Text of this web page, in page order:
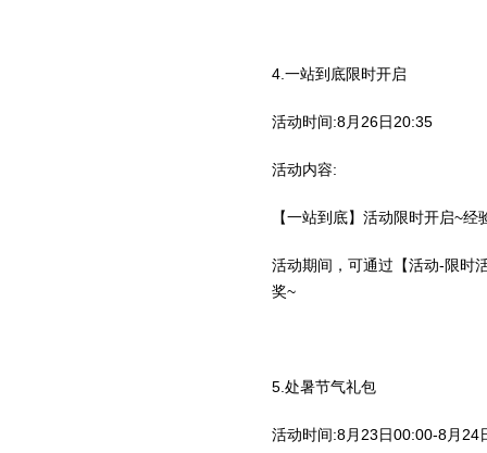
4.一站到底限时开启
活动时间:8月26日20:35
活动内容:
【一站到底】活动限时开启~
活动期间，可通过【活动-限时
奖~
5.处暑节气礼包
活动时间:8月23日00:00-8月24